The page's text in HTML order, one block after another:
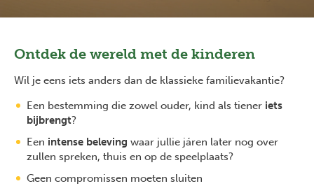
Ontdek de wereld met de kinderen
Wil je eens iets anders dan de klassieke familievakantie?
Een bestemming die zowel ouder, kind als tiener iets
bijbrengt?
Een intense beleving waar jullie járen later nog over
zullen spreken, thuis en op de speelplaats?
Geen compromissen moeten sluiten